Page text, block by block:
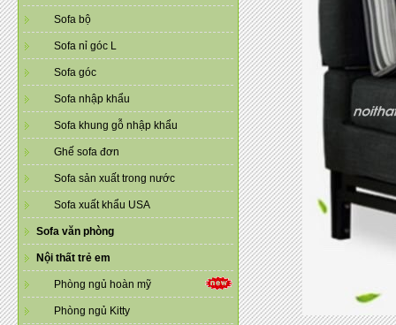
Sofa bộ
Sofa nỉ góc L
Sofa góc
Sofa nhập khẩu
Sofa khung gỗ nhập khẩu
Ghế sofa đơn
Sofa sản xuất trong nước
Sofa xuất khẩu USA
Sofa văn phòng
Nội thất trẻ em
Phòng ngủ hoàn mỹ
Phòng ngủ Kitty